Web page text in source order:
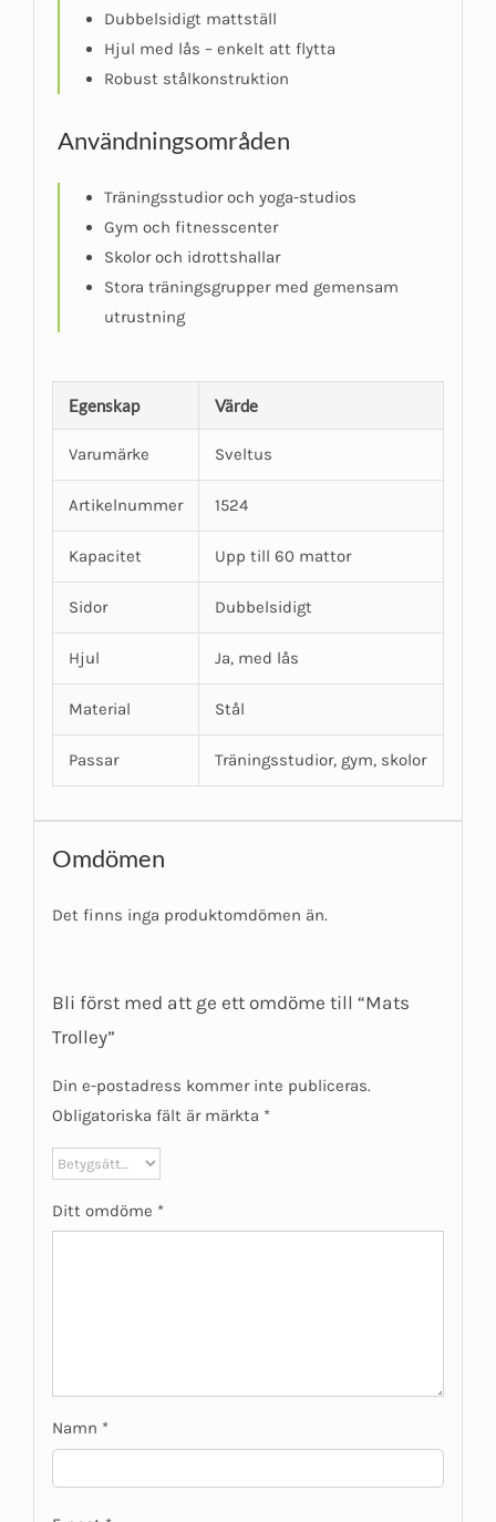
Dubbelsidigt mattställ
Hjul med lås – enkelt att flytta
Robust stålkonstruktion
Användningsområden
Träningsstudior och yoga-studios
Gym och fitnesscenter
Skolor och idrottshallar
Stora träningsgrupper med gemensam
utrustning
Egenskap Värde
Varumärke Sveltus
Artikelnummer 1524
Kapacitet Upp till 60 mattor
Sidor Dubbelsidigt
Hjul Ja, med lås
Material Stål
Passar Träningsstudior, gym, skolor
Omdömen
Det finns inga produktomdömen än.
Bli först med att ge ett omdöme till “Mats
Trolley”
Din e-postadress kommer inte publiceras.
Obligatoriska fält är märkta *
Ditt omdöme *
Namn *